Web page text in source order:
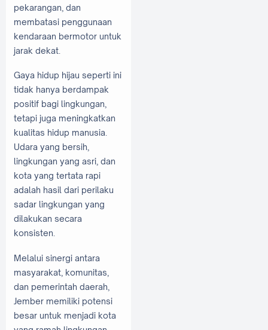
pekarangan, dan
membatasi penggunaan
kendaraan bermotor untuk
jarak dekat.
Gaya hidup hijau seperti ini
tidak hanya berdampak
positif bagi lingkungan,
tetapi juga meningkatkan
kualitas hidup manusia.
Udara yang bersih,
lingkungan yang asri, dan
kota yang tertata rapi
adalah hasil dari perilaku
sadar lingkungan yang
dilakukan secara
konsisten.
Melalui sinergi antara
masyarakat, komunitas,
dan pemerintah daerah,
Jember memiliki potensi
besar untuk menjadi kota